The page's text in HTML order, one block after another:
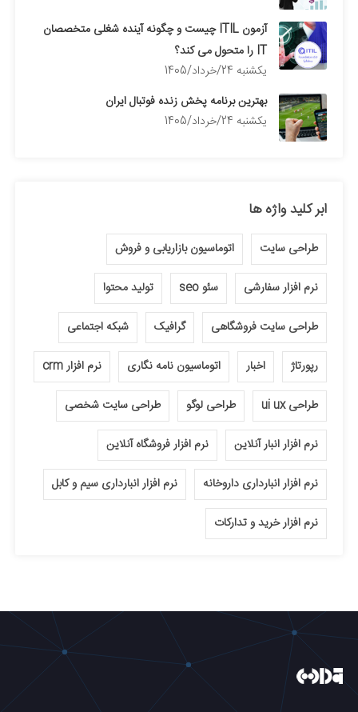
آزمون ITIL چیست و چگونه آینده شغلی متخصصان
IT را متحول می کند؟
يكشنبه 24/خرداد/1405
بهترین برنامه پخش زنده فوتبال ایران
يكشنبه 24/خرداد/1405
ابر کلید واژه ها
طراحی سایت اتوماسیون بازاریابی و فروش
نرم افزار سفارشی سئو seo تولید محتوا
طراحی سایت فروشگاهی گرافیک شبکه اجتماعی
رپورتاژ اخبار اتوماسیون نامه نگاری نرم افزار crm
طراحی ui ux طراحی لوگو طراحی سایت شخصی
نرم افزار انبار آنلاین نرم افزار فروشگاه آنلاین
نرم افزار انبارداری داروخانه نرم افزار انبارداری سیم و کابل
نرم افزار خرید و تدارکات